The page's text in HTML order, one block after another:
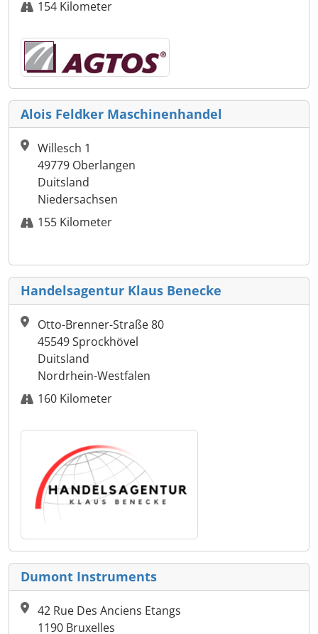
154 Kilometer
Alois Feldker Maschinenhandel
Willesch 1
49779 Oberlangen
Duitsland
Niedersachsen
155 Kilometer
Handelsagentur Klaus Benecke
Otto-Brenner-Straße 80
45549 Sprockhövel
Duitsland
Nordrhein-Westfalen
160 Kilometer
Dumont Instruments
42 Rue Des Anciens Etangs
1190 Bruxelles